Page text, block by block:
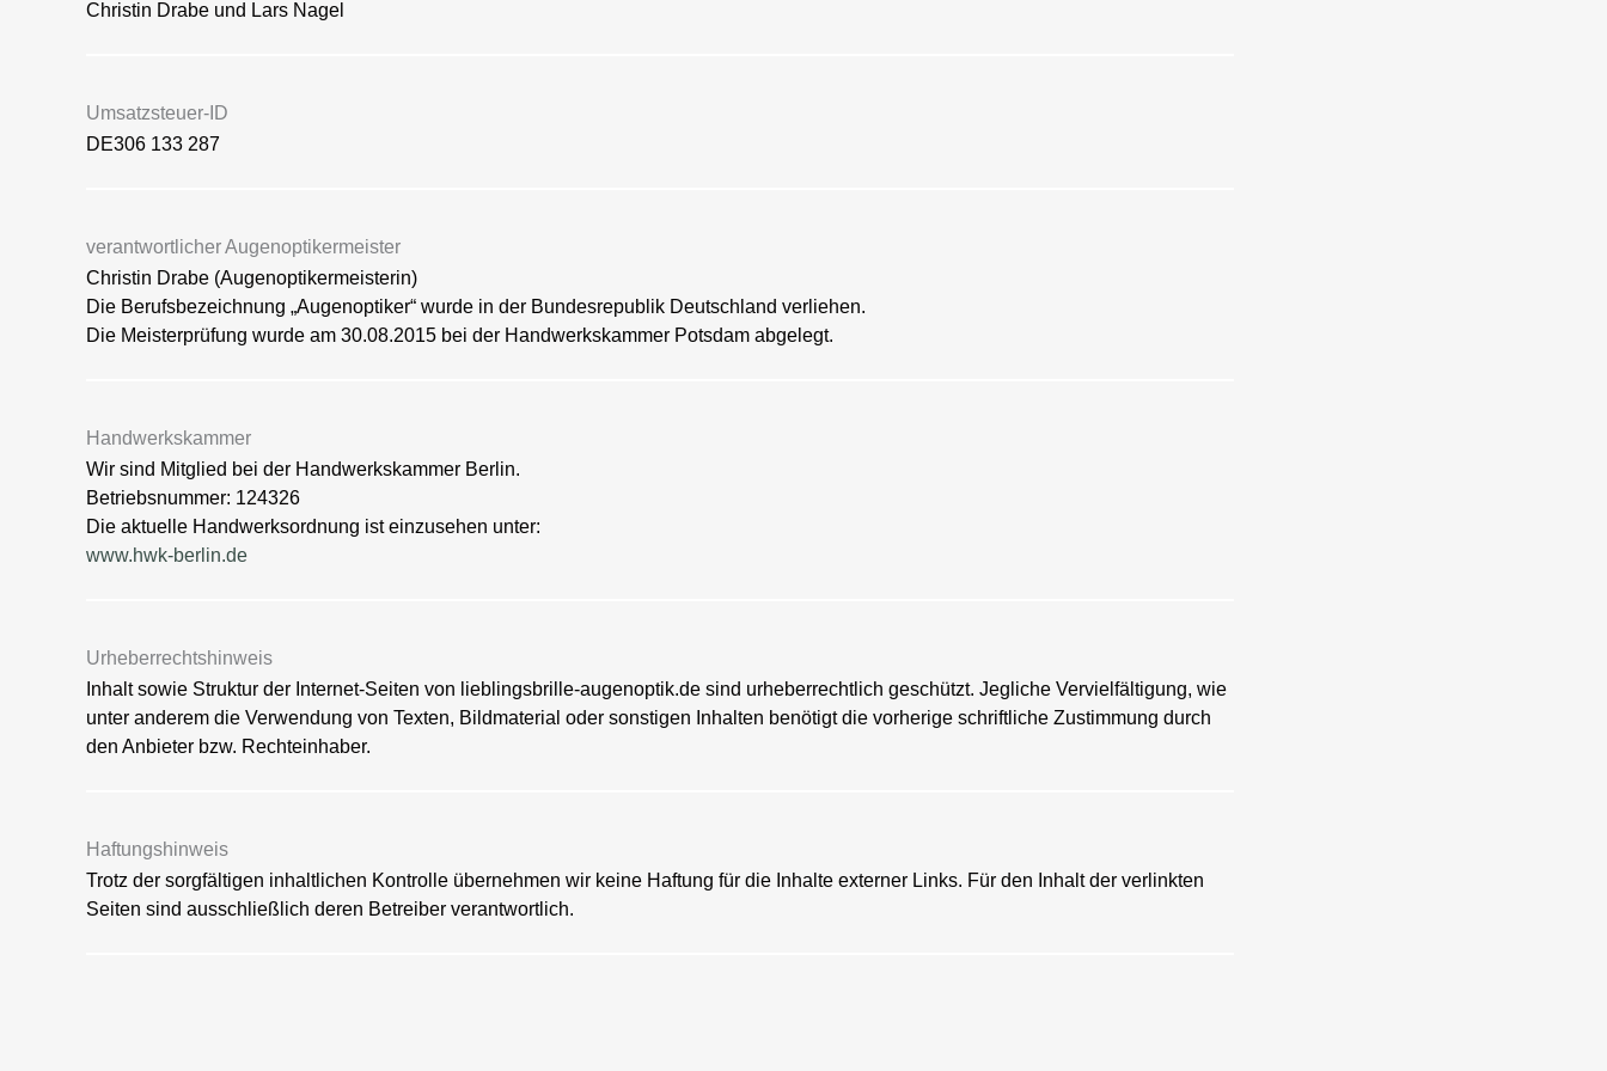
Christin Drabe und Lars Nagel
Umsatzsteuer-ID
DE306 133 287
verantwortlicher Augenoptikermeister
Christin Drabe (Augenoptikermeisterin)
Die Berufsbezeichnung „Augenoptiker“ wurde in der Bundesrepublik Deutschland verliehen.
Die Meisterprüfung wurde am 30.08.2015 bei der Handwerkskammer Potsdam abgelegt.
Handwerkskammer
Wir sind Mitglied bei der Handwerkskammer Berlin.
Betriebsnummer: 124326
Die aktuelle Handwerksordnung ist einzusehen unter:
www.hwk-berlin.de
Urheberrechtshinweis
Inhalt sowie Struktur der Internet-Seiten von lieblingsbrille-augenoptik.de sind urheberrechtlich geschützt. Jegliche Vervielfältigung, wie
unter anderem die Verwendung von Texten, Bildmaterial oder sonstigen Inhalten benötigt die vorherige schriftliche Zustimmung durch
den Anbieter bzw. Rechteinhaber.
Haftungshinweis
Trotz der sorgfältigen inhaltlichen Kontrolle übernehmen wir keine Haftung für die Inhalte externer Links. Für den Inhalt der verlinkten
Seiten sind ausschließlich deren Betreiber verantwortlich.